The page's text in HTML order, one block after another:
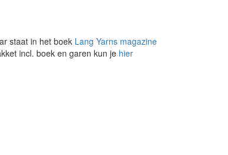
staat in het boek Lang Yarns magazine
incl. boek en garen kun je hier